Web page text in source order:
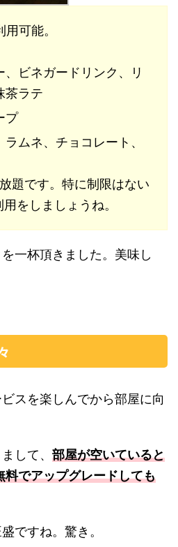
可能。
ビネガードリンク、リ
茶ラテ
プ
ムネ、チョコレート、
題です。特に制限はない
をしましょうね。
一杯頂きました。美味し
スを楽しんでから部屋に向
して、 部屋が空いていると
でアップグレードしても
ですね。驚き。